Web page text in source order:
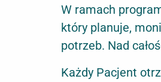
W ramach
który planuje,
potrzeb. Nad
Każdy Pacjent